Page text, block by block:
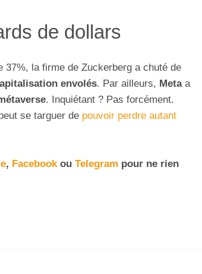
de dollars
37%, la firme de Zuckerberg a chuté de
envolés. Par ailleurs, Metaa
. Inquiétant ? Pas forcément.
se targuer de pouvoir perdre autant
, Facebookou Telegram pour ne rien